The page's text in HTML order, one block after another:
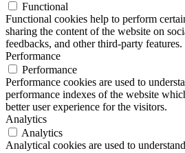
Functional
Functional cookies help to perform
sharing the content of the website on
feedbacks, and other third-party features.
Performance
Performance
Performance cookies are used to
performance indexes of the website
better user experience for the visitors.
Analytics
Analytics
Analytical cookies are used to